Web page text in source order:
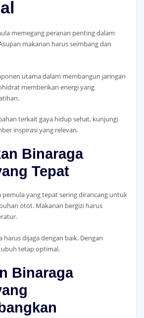
memegang peranan penting dalam
makanan harus seimbang dan
utama dalam membangun jaringan
memberikan energi yang
terkait gaya hidup sehat, kunjungi
inspirasi yang relevan.
Binaraga
Tepat
pemula yang tepat sering dirancang untuk
otot. Makanan bergizi harus
harus dijaga dengan baik. Dengan
tetap optimal.
Binaraga